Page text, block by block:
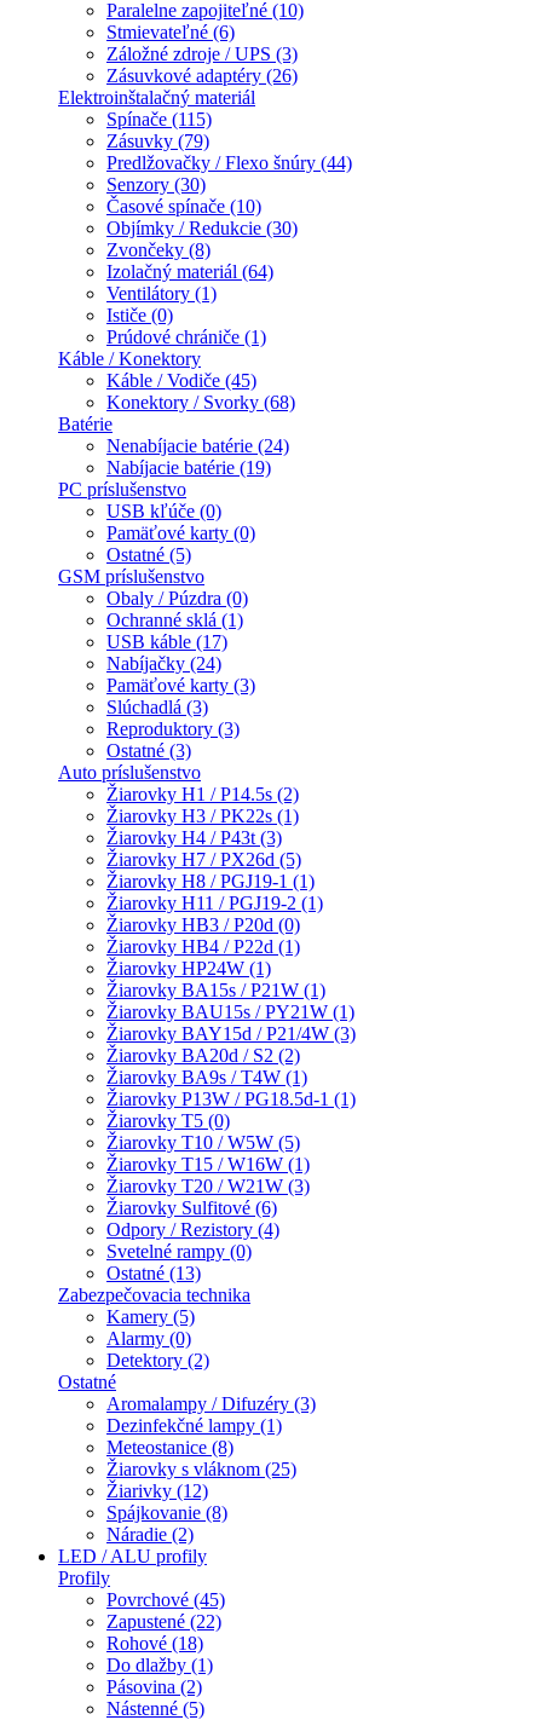
Paralelne zapojiteľné (10)
Stmievateľné (6)
Záložné zdroje / UPS (3)
Zásuvkové adaptéry (26)
Elektroinštalačný materiál
Spínače (115)
Zásuvky (79)
Predlžovačky / Flexo šnúry (44)
Senzory (30)
Časové spínače (10)
Objímky / Redukcie (30)
Zvončeky (8)
Izolačný materiál (64)
Ventilátory (1)
Ističe (0)
Prúdové chrániče (1)
Káble / Konektory
Káble / Vodiče (45)
Konektory / Svorky (68)
Batérie
Nenabíjacie batérie (24)
Nabíjacie batérie (19)
PC príslušenstvo
USB kľúče (0)
Pamäťové karty (0)
Ostatné (5)
GSM príslušenstvo
Obaly / Púzdra (0)
Ochranné sklá (1)
USB káble (17)
Nabíjačky (24)
Pamäťové karty (3)
Slúchadlá (3)
Reproduktory (3)
Ostatné (3)
Auto príslušenstvo
Žiarovky H1 / P14.5s (2)
Žiarovky H3 / PK22s (1)
Žiarovky H4 / P43t (3)
Žiarovky H7 / PX26d (5)
Žiarovky H8 / PGJ19-1 (1)
Žiarovky H11 / PGJ19-2 (1)
Žiarovky HB3 / P20d (0)
Žiarovky HB4 / P22d (1)
Žiarovky HP24W (1)
Žiarovky BA15s / P21W (1)
Žiarovky BAU15s / PY21W (1)
Žiarovky BAY15d / P21/4W (3)
Žiarovky BA20d / S2 (2)
Žiarovky BA9s / T4W (1)
Žiarovky P13W / PG18.5d-1 (1)
Žiarovky T5 (0)
Žiarovky T10 / W5W (5)
Žiarovky T15 / W16W (1)
Žiarovky T20 / W21W (3)
Žiarovky Sulfitové (6)
Odpory / Rezistory (4)
Svetelné rampy (0)
Ostatné (13)
Zabezpečovacia technika
Kamery (5)
Alarmy (0)
Detektory (2)
Ostatné
Aromalampy / Difuzéry (3)
Dezinfekčné lampy (1)
Meteostanice (8)
Žiarovky s vláknom (25)
Žiarivky (12)
Spájkovanie (8)
Náradie (2)
LED / ALU profily
Profily
Povrchové (45)
Zapustené (22)
Rohové (18)
Do dlažby (1)
Pásovina (2)
Nástenné (5)